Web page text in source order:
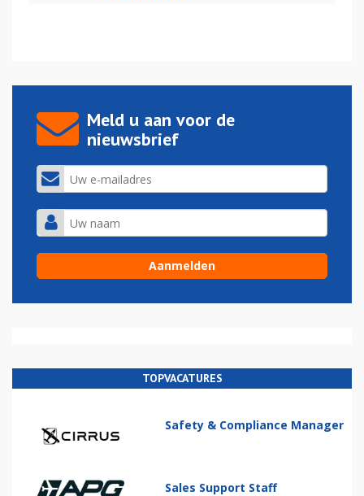
Meld u aan voor de
nieuwsbrief
TOPVACATURES
Safety & Compliance Manager
Sales Support Staff